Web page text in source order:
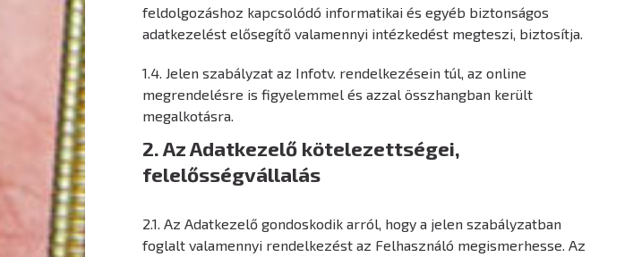
feldolgozáshoz kapcsolódó informatikai és egyéb biztonságos
adatkezelést elősegítő valamennyi intézkedést megteszi, biztosítja.
1.4. Jelen szabályzat az Infotv. rendelkezésein túl, az online
megrendelésre is figyelemmel és azzal összhangban került
megalkotásra.
2. Az Adatkezelő kötelezettségei,
felelősségvállalás
2.1. Az Adatkezelő gondoskodik arról, hogy a jelen szabályzatban
foglalt valamennyi rendelkezést az Felhasználó megismerhesse. Az